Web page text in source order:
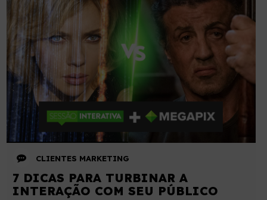
CLIENTES MARKETING
7 DICAS PARA TURBINAR A
INTERAÇÃO COM SEU PÚBLICO